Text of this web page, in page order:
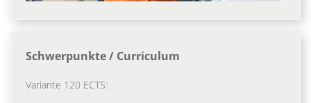
Schwerpunkte / Curriculum
Variante 120 ECTS: